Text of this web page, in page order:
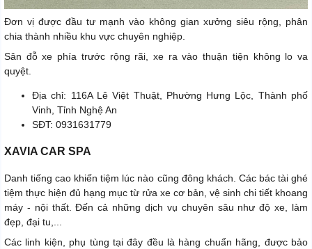
Đơn vị được đầu tư mạnh vào không gian xưởng siêu rộng, phân
chia thành nhiều khu vực chuyên nghiệp.
Sân đỗ xe phía trước rộng rãi, xe ra vào thuận tiện không lo va
quyệt.
Địa chỉ: 116A Lê Việt Thuật, Phường Hưng Lộc, Thành phố
Vinh, Tỉnh Nghệ An
SĐT: 0931631779
XAVIA CAR SPA
Danh tiếng cao khiến tiệm lúc nào cũng đông khách. Các bác tài ghé
tiệm thực hiện đủ hạng mục từ rửa xe cơ bản, vệ sinh chi tiết khoang
máy - nội thất. Đến cả những dịch vụ chuyên sâu như độ xe, làm
đẹp, đại tu,...
Các linh kiện, phụ tùng tại đây đều là hàng chuẩn hãng, được bảo